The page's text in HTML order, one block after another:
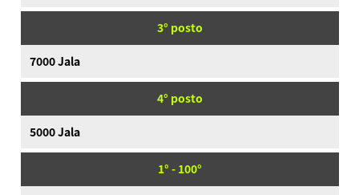
3° posto
7000 Jala
4° posto
5000 Jala
1° - 100°